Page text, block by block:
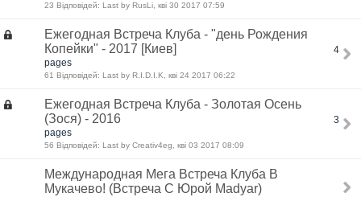
23 Відповідей: Last by RusLi, кві 30 2017 07:59
Ежегодная Встреча Клуба - "день Рождения
Копейки" - 2017 [Киев]
4
pages
61 Відповідей: Last by R.I.D.I.K, кві 24 2017 06:22
Ежегодная Встреча Клуба - Золотая Осень
(Зося) - 2016
3
pages
56 Відповідей: Last by Creativ4eg, кві 03 2017 08:09
Международная Мега Встреча Клуба В
Мукачево! (Встреча С Юрой Madyar)